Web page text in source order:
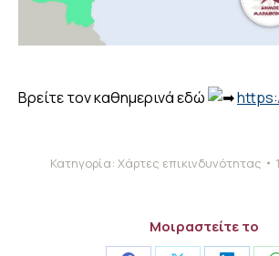
Βρείτε τον καθημερινά εδώ
Κατηγορία: Χάρτες επικινδυνότητας
Μοιραστείτε το